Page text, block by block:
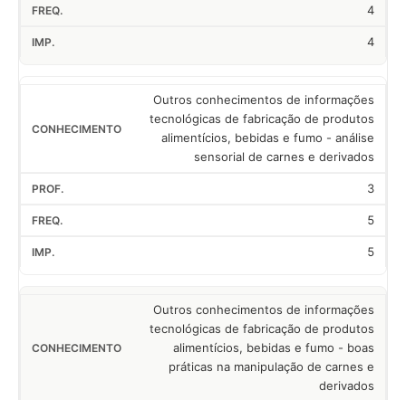
4
4
Outros conhecimentos de informações
tecnológicas de fabricação de produtos
alimentícios, bebidas e fumo - análise
sensorial de carnes e derivados
3
5
5
Outros conhecimentos de informações
tecnológicas de fabricação de produtos
alimentícios, bebidas e fumo - boas
práticas na manipulação de carnes e
derivados